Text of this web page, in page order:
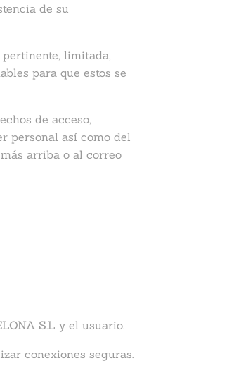
de su
limitada,
para que estos se
de acceso,
personal así como del
arriba o al correo
S.L y el usuario.
conexiones seguras.